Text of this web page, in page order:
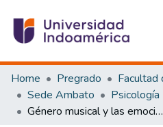
Communities & Collections
All of DSpace
Statistics
Home Pregrado
Sede Ambato
Psicología
Género musical y las emociones de los estudiantes universitarios de la ciudad de Ambato